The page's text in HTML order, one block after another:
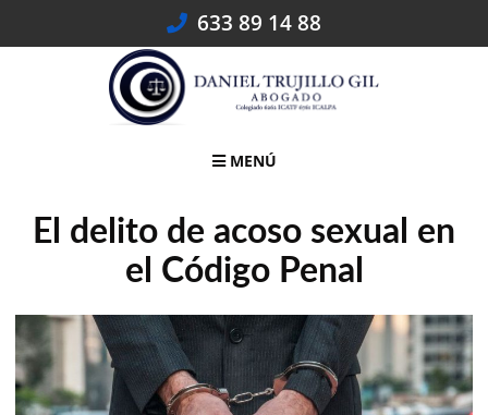
633 89 14 88
MENÚ
El delito de acoso sexual en
el Código Penal